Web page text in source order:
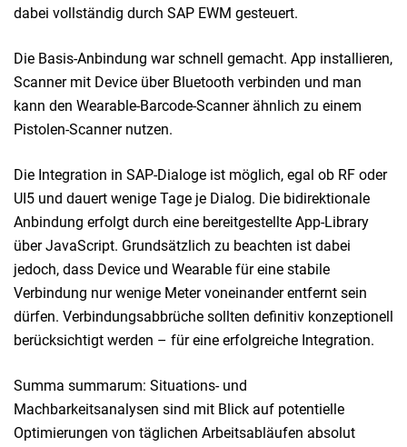
dabei vollständig durch SAP EWM gesteuert.
Die Basis-Anbindung war schnell gemacht. App installieren,
Scanner mit Device über Bluetooth verbinden und man
kann den Wearable-Barcode-Scanner ähnlich zu einem
Pistolen-Scanner nutzen.
Die Integration in SAP-Dialoge ist möglich, egal ob RF oder
UI5 und dauert wenige Tage je Dialog. Die bidirektionale
Anbindung erfolgt durch eine bereitgestellte App-Library
über JavaScript. Grundsätzlich zu beachten ist dabei
jedoch, dass Device und Wearable für eine stabile
Verbindung nur wenige Meter voneinander entfernt sein
dürfen. Verbindungsabbrüche sollten definitiv konzeptionell
berücksichtigt werden – für eine erfolgreiche Integration.
Summa summarum: Situations- und
Machbarkeitsanalysen sind mit Blick auf potentielle
Optimierungen von täglichen Arbeitsabläufen absolut